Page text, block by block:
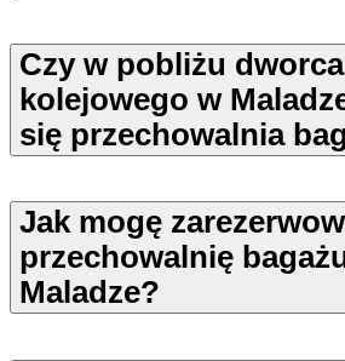
Czy w pobliżu dworca
kolejowego w
się przechowalnia
Jak mogę
przechowalnię
Maladze?